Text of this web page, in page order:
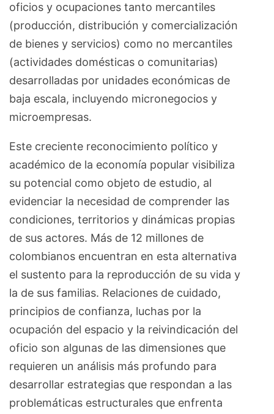
oficios y ocupaciones tanto mercantiles
(producción, distribución y comercialización
de bienes y servicios) como no mercantiles
(actividades domésticas o comunitarias)
desarrolladas por unidades económicas de
baja escala, incluyendo micronegocios y
microempresas.
Este creciente reconocimiento político y
académico de la economía popular visibiliza
su potencial como objeto de estudio, al
evidenciar la necesidad de comprender las
condiciones, territorios y dinámicas propias
de sus actores. Más de 12 millones de
colombianos encuentran en esta alternativa
el sustento para la reproducción de su vida y
la de sus familias. Relaciones de cuidado,
principios de confianza, luchas por la
ocupación del espacio y la reivindicación del
oficio son algunas de las dimensiones que
requieren un análisis más profundo para
desarrollar estrategias que respondan a las
problemáticas estructurales que enfrenta